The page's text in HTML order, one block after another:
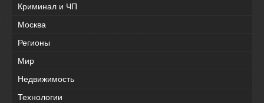
Криминал и ЧП
Москва
Регионы
Мир
Недвижимость
Технологии